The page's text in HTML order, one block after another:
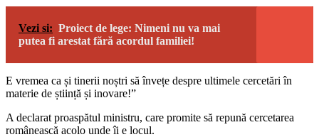
Vezi si: Proiect de lege: Nimeni nu va mai
putea fi arestat fără acordul familiei!
E vremea ca și tinerii noștri să învețe despre ultimele cercetări în
materie de știință și inovare!”
A declarat proaspătul ministru, care promite să repună cercetarea
românească acolo unde îi e locul.